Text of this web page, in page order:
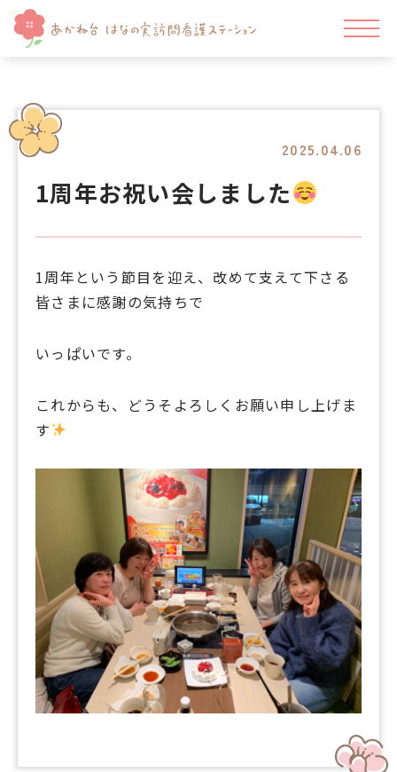
2025.04.06
1周年お祝い会しました
1周年という節目を迎え、改めて支えて下さる
皆さまに感謝の気持ちで
いっぱいです。
これからも、どうそよろしくお願い申し上げま
す